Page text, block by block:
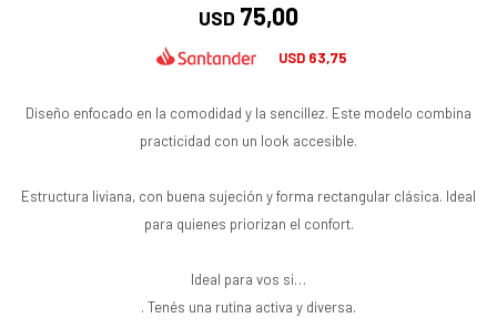
USD 75,00
USD 63,75
Diseño enfocado en la comodidad y la sencillez. Este modelo combina
practicidad con un look accesible.
Estructura liviana, con buena sujeción y forma rectangular clásica. Ideal
para quienes priorizan el confort.
Ideal para vos si…
. Tenés una rutina activa y diversa.